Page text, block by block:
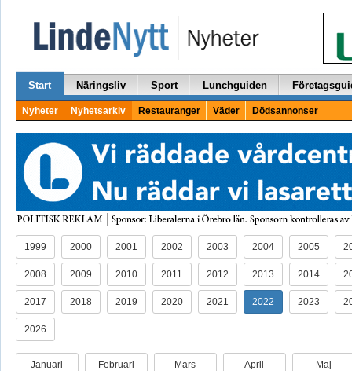
Start Näringsliv Sport Lunchguiden
Nyheter Nyhetsarkiv Restauranger Väder Dödsannonser
1999 2000 2001 2002 2003 2004 2005
2008 2009 2010 2011 2012 2013 2014
2017 2018 2019 2020 2021 2022 2023
2026
Januari Februari Mars April Maj